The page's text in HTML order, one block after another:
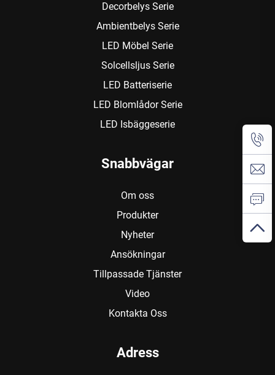
Decorbelys Serie
Ambientbelys Serie
LED Möbel Serie
Solcellsljus Serie
LED Batteriserie
LED Blomlådor Serie
LED Isbäggeserie
Snabbvägar
Om oss
Produkter
Nyheter
Ansökningar
Tillpassade Tjänster
Video
Kontakta Oss
Adress